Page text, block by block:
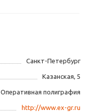
Санкт-Петербург
Казанская, 5
Оперативная полиграфия
http://www.ex-gr.ru